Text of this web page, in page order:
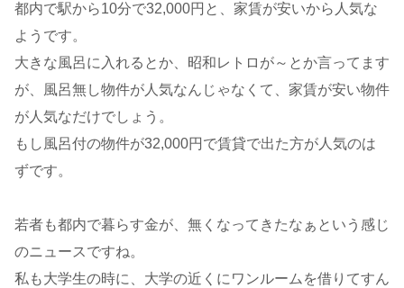
都内で駅から10分で32,000円と、家賃が安いから人気な
ようです。
大きな風呂に入れるとか、昭和レトロが～とか言ってます
が、風呂無し物件が人気なんじゃなくて、家賃が安い物件
が人気なだけでしょう。
もし風呂付の物件が32,000円で賃貸で出た方が人気のは
ずです。
若者も都内で暮らす金が、無くなってきたなぁという感じ
のニュースですね。
私も大学生の時に、大学の近くにワンルームを借りてすん